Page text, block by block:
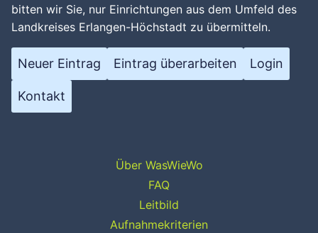
bitten wir Sie, nur Einrichtungen aus dem Umfeld des
Landkreises Erlangen-Höchstadt zu übermitteln.
Neuer Eintrag Eintrag überarbeiten Login
Kontakt
Über WasWieWo
FAQ
Leitbild
Aufnahmekriterien